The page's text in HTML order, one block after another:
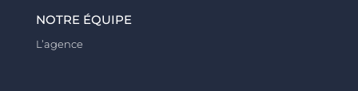
NOTRE ÉQUIPE
L’agence